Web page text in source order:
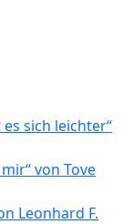
sich leichter“
von Tove
Leonhard F.